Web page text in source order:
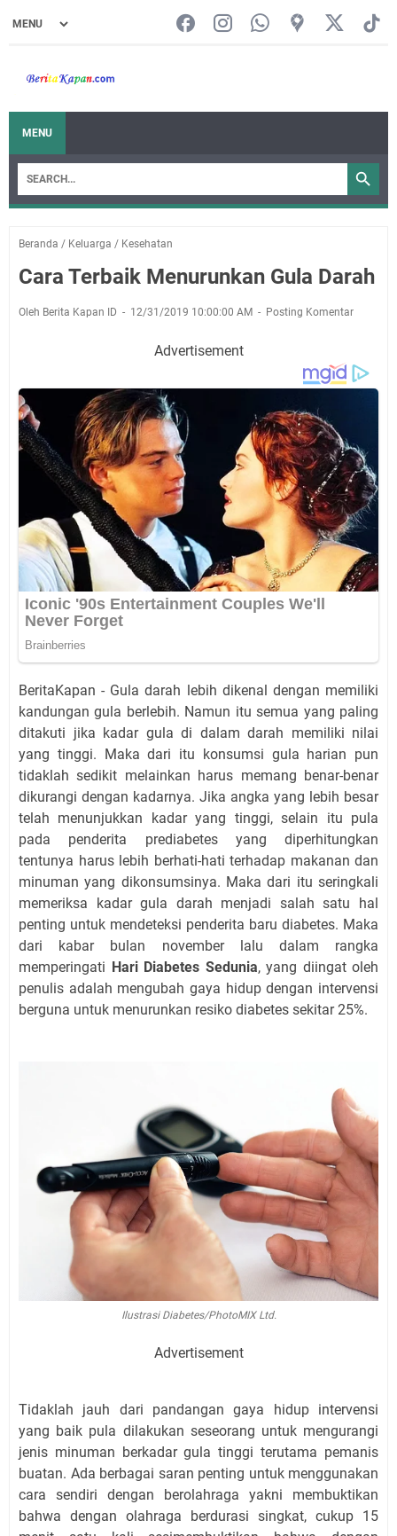
MENU
Beranda / Keluarga / Kesehatan
Cara Terbaik Menurunkan Gula Darah
Oleh Berita Kapan ID 12/31/2019 10:00:00 AM Posting Komentar
Advertisement
BeritaKapan - Gula darah lebih dikenal dengan memiliki
kandungan gula berlebih. Namun itu semua yang paling
ditakuti jika kadar gula di dalam darah memiliki nilai
yang tinggi. Maka dari itu konsumsi gula harian pun
tidaklah sedikit melainkan harus memang benar-benar
dikurangi dengan kadarnya. Jika angka yang lebih besar
telah menunjukkan kadar yang tinggi, selain itu pula
pada penderita prediabetes yang diperhitungkan
tentunya harus lebih berhati-hati terhadap makanan dan
minuman yang dikonsumsinya. Maka dari itu seringkali
memeriksa kadar gula darah menjadi salah satu hal
penting untuk mendeteksi penderita baru diabetes. Maka
dari kabar bulan november lalu dalam rangka
memperingati Hari Diabetes Sedunia, yang diingat oleh
penulis adalah mengubah gaya hidup dengan intervensi
berguna untuk menurunkan resiko diabetes sekitar 25%.
Ilustrasi Diabetes/PhotoMIX Ltd.
Advertisement
Tidaklah jauh dari pandangan gaya hidup intervensi
yang baik pula dilakukan seseorang untuk mengurangi
jenis minuman berkadar gula tinggi terutama pemanis
buatan. Ada berbagai saran penting untuk menggunakan
cara sendiri dengan berolahraga yakni membuktikan
bahwa dengan olahraga berdurasi singkat, cukup 15